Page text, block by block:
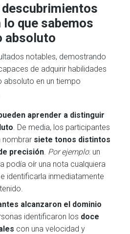
lo que sabemos
absoluto
notables, demostrando
de adquirir habilidades
absoluto en un tiempo
aprender a distinguir
. De media, los participantes
nombrar siete tonos distintos
precisión. Por ejemplo: un
podía oír una nota cualquiera
identificarla inmediatamente
alcanzaron el dominio
identificaron los doce
con una velocidad y